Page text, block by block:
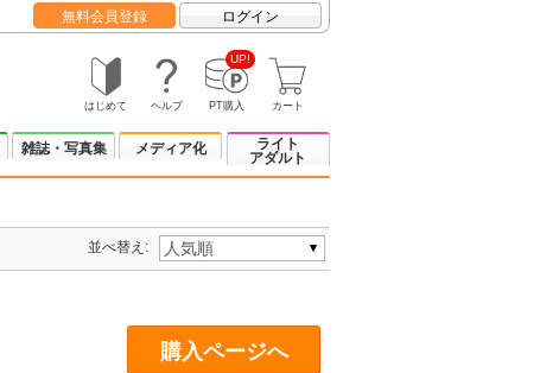
無料会員登録 ログイン
はじめて ヘルプ
UP!
PT購入 カート
雑誌・写真集 メディア化
ライト
アダルト
並べ替え:
購入ページへ